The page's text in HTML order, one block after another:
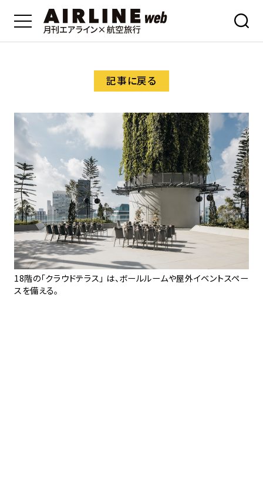
記事に戻る
18階の「クラウドテラス」 は、ボールルームや屋外イベントスペー
スを備える。